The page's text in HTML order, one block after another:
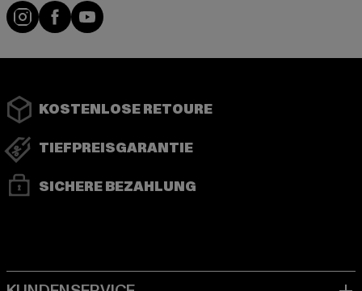
Instagram
FacebookYouTube
KOSTENLOSE RETOURE
TIEFPREISGARANTIE
SICHERE BEZAHLUNG